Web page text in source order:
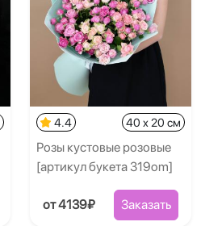
4.4 40 x 20 см
Розы кустовые розовые
[артикул букета 319om]
от 4139₽ Заказать